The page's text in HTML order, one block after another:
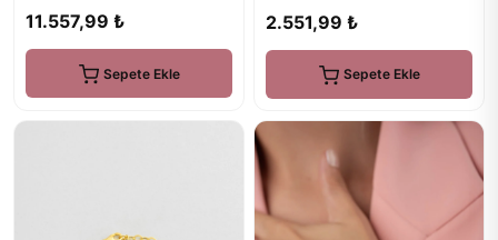
11.557,99 ₺
Sepete Ekle
2.551,99 ₺
Sepete Ekle